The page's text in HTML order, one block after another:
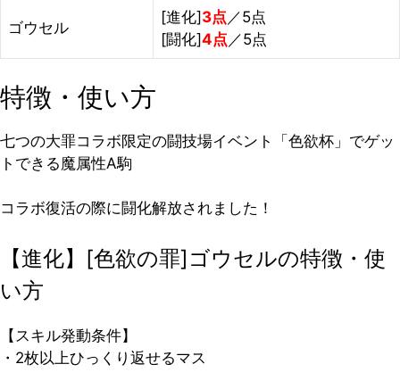
ゴウセル
[進化] 3点 ／5点
[闘化]4点 ／5点
特徴・使い方
七つの大罪コラボ限定の闘技場イベント「色欲杯」でゲッ
トできる魔属性A駒
コラボ復活の際に闘化解放されました！
【進化】[色欲の罪]ゴウセルの特徴・使
い方
【スキル発動条件】
・2枚以上ひっくり返せるマス